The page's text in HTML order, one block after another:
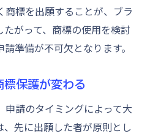
標を出願することが、ブラ
がって、商標の使用を検討
準備が不可欠となります。
保護が変わる
請のタイミングによって大
先に出願した者が原則とし